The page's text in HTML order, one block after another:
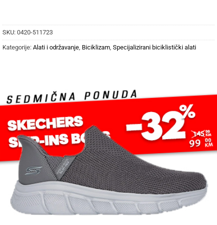
SKU: 0420-511723
Kategorije: Alati i održavanje, Biciklizam, Specijalizirani biciklistički alati